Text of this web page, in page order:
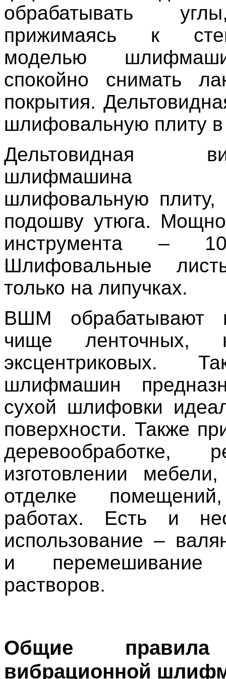
обрабатывать
прижимаясь к
моделью
спокойно снимать
покрытия.
шлифовальную плиту в
Дельтовидная
шлифовальную
подошву утюга.
инструмента –
Шлифовальные
только на липучках.
ВШМ обрабатывают
чище ленточных,
эксцентриковых.
шлифмашин
сухой шлифовки
поверхности. Также
деревообработке,
изготовлении
отделке
работах. Есть и
использование –
и перемешивание
растворов.
Общие
вибрационной